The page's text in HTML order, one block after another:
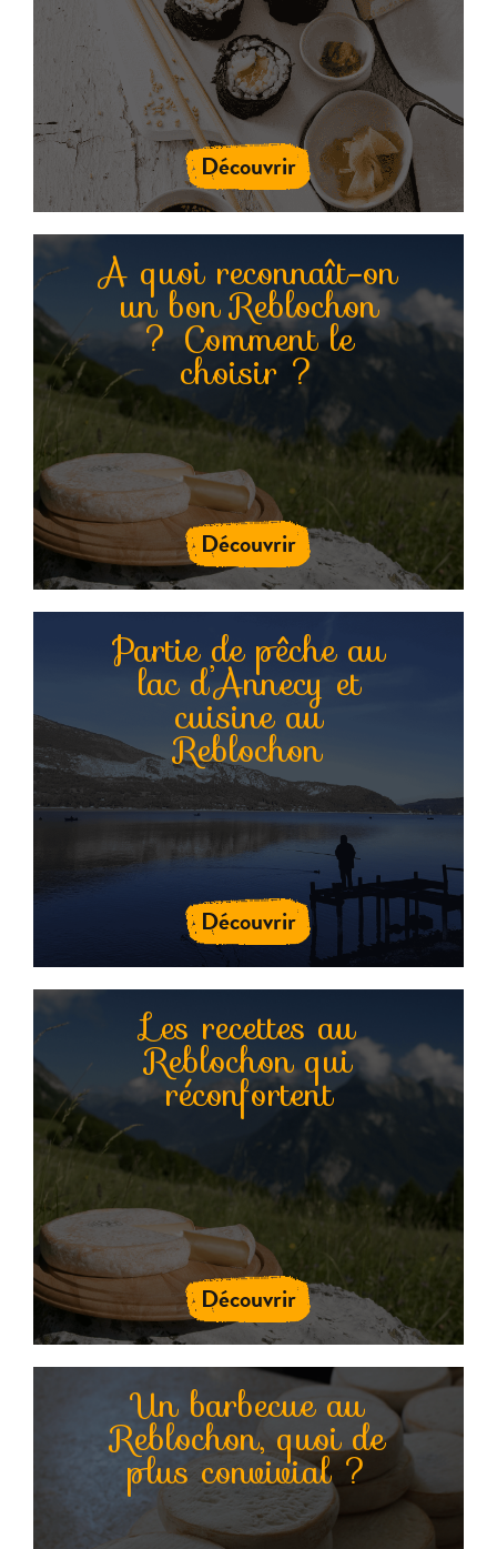
Découvrir
A quoi reconnaît-on
un bon Reblochon
? Comment le
choisir ?
Découvrir
Partie de pêche au
lac d’Annecy et
cuisine au
Reblochon
Découvrir
Les recettes au
Reblochon qui
réconfortent
Découvrir
Un barbecue au
Reblochon, quoi de
plus convivial ?